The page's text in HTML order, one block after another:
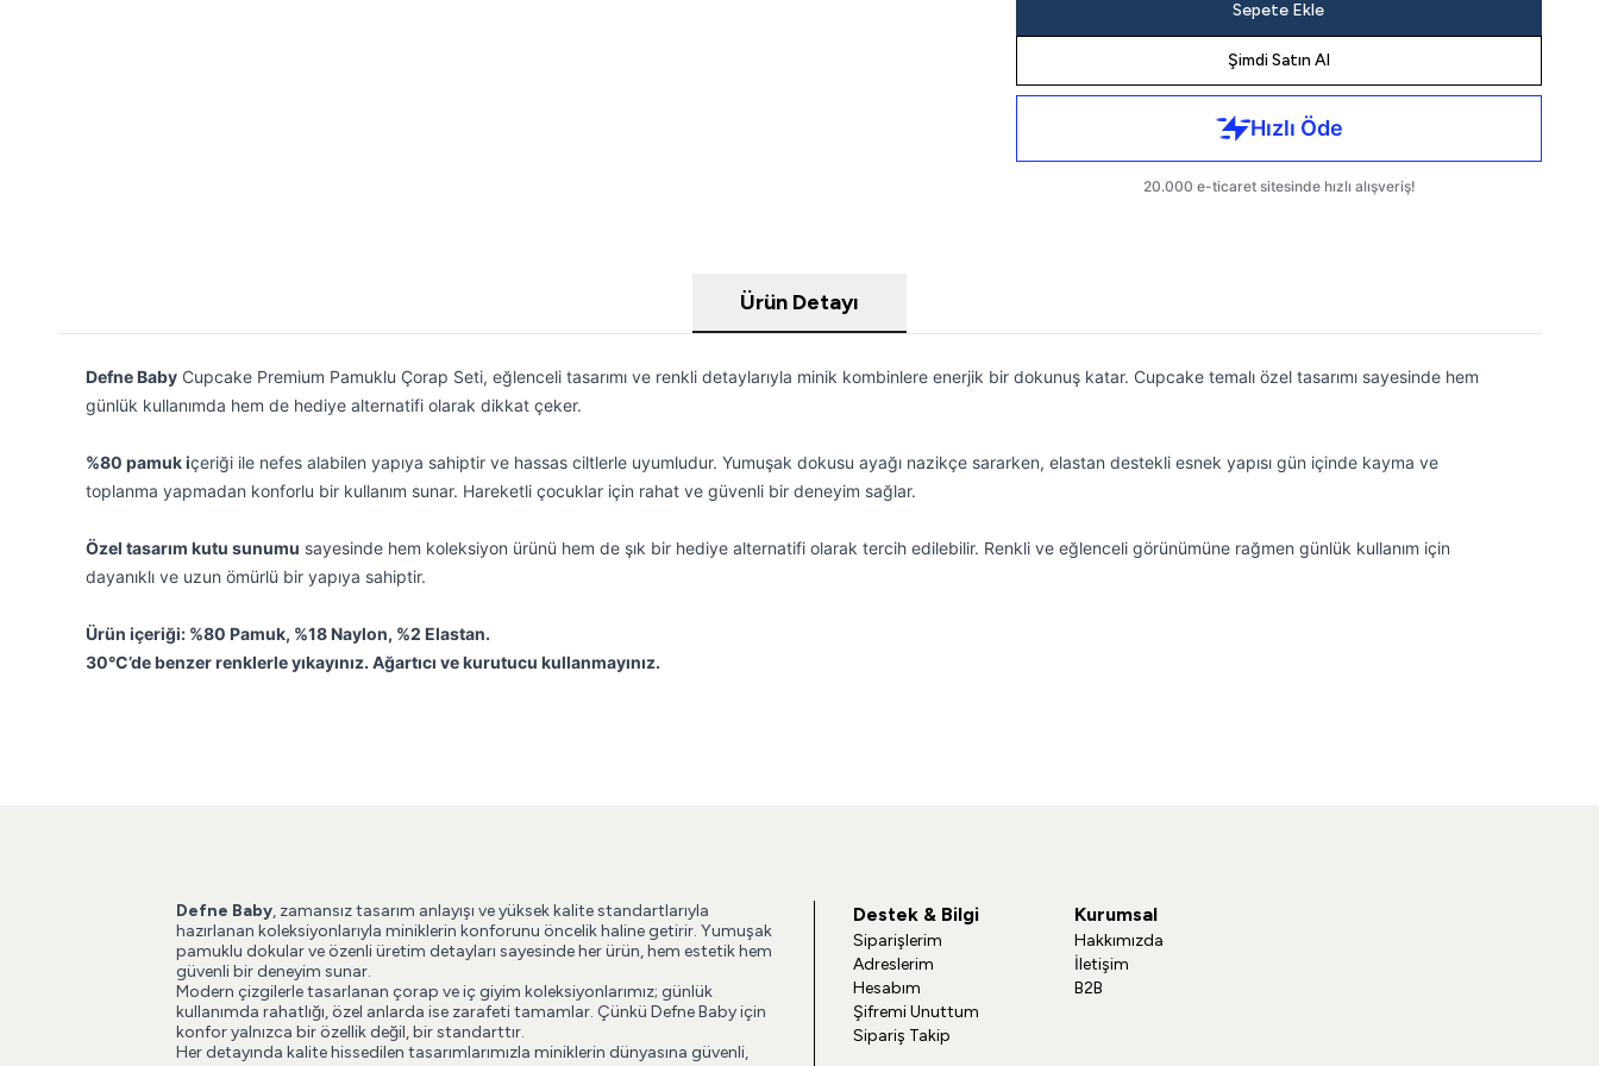
Sepete Ekle
Şimdi Satın Al
Ürün Detayı
Defne Baby Cupcake Premium Pamuklu Çorap Seti, eğlenceli tasarımı ve renkli detaylarıyla minik kombinlere enerjik bir dokunuş katar. Cupcake temalı özel tasarımı sayesinde hem
günlük kullanımda hem de hediye alternatifi olarak dikkat çeker.
%80 pamuk içeriği ile nefes alabilen yapıya sahiptir ve hassas ciltlerle uyumludur. Yumuşak dokusu ayağı nazikçe sararken, elastan destekli esnek yapısı gün içinde kayma ve
toplanma yapmadan konforlu bir kullanım sunar. Hareketli çocuklar için rahat ve güvenli bir deneyim sağlar.
Özel tasarım kutu sunumu sayesinde hem koleksiyon ürünü hem de şık bir hediye alternatifi olarak tercih edilebilir. Renkli ve eğlenceli görünümüne rağmen günlük kullanım için
dayanıklı ve uzun ömürlü bir yapıya sahiptir.
Ürün içeriği: %80 Pamuk, %18 Naylon, %2 Elastan.
30°C’de benzer renklerle yıkayınız. Ağartıcı ve kurutucu kullanmayınız.
Defne Baby, zamansız tasarım anlayışı ve yüksek kalite standartlarıyla
hazırlanan koleksiyonlarıyla miniklerin konforunu öncelik haline getirir. Yumuşak
pamuklu dokular ve özenli üretim detayları sayesinde her ürün, hem estetik hem
güvenli bir deneyim sunar.
Modern çizgilerle tasarlanan çorap ve iç giyim koleksiyonlarımız; günlük
kullanımda rahatlığı, özel anlarda ise zarafeti tamamlar. Çünkü Defne Baby için
konfor yalnızca bir özellik değil, bir standarttır.
Her detayında kalite hissedilen tasarımlarımızla miniklerin dünyasına güvenli,
Destek & Bilgi
Siparişlerim
Adreslerim
Hesabım
Şifremi Unuttum
Sipariş Takip
Kurumsal
Hakkımızda
İletişim
B2B